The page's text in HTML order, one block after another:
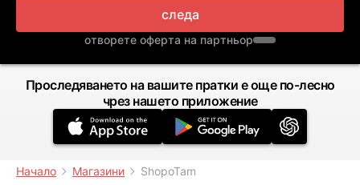
следа
отворете оферта на партньор
Проследяването на вашите пратки е още по-лесно
чрез нашето приложение
Начало Магазини ShopoTam